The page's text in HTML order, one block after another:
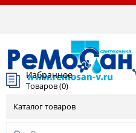
Избранное
Товаров (0)
Каталог товаров